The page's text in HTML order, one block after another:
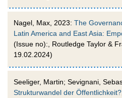
Nagel, Max, 2023: The
Latin America and East Asia:
(Issue no):, Routledge Taylor &
19.02.2024)
Seeliger, Martin; Sevignani,
Strukturwandel der Öffentlichkeit?